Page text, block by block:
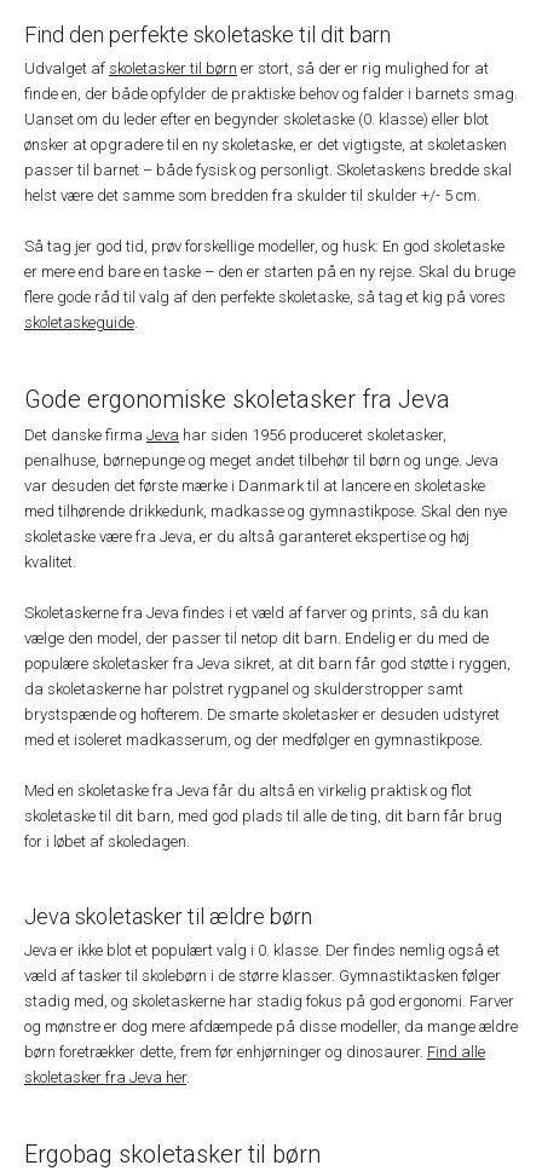
Find den perfekte skoletaske til dit barn
Udvalget af skoletasker til børn er stort, så der er rig mulighed for at
finde en, der både opfylder de praktiske behov og falder i barnets smag.
Uanset om du leder efter en begynder skoletaske (0. klasse) eller blot
ønsker at opgradere til en ny skoletaske, er det vigtigste, at skoletasken
passer til barnet – både fysisk og personligt. Skoletaskens bredde skal
helst være det samme som bredden fra skulder til skulder +/- 5 cm.
Så tag jer god tid, prøv forskellige modeller, og husk: En god skoletaske
er mere end bare en taske – den er starten på en ny rejse. Skal du bruge
flere gode råd til valg af den perfekte skoletaske, så tag et kig på vores
skoletaskeguide.
Gode ergonomiske skoletasker fra Jeva
Det danske firma Jeva har siden 1956 produceret skoletasker,
penalhuse, børnepunge og meget andet tilbehør til børn og unge. Jeva
var desuden det første mærke i Danmark til at lancere en skoletaske
med tilhørende drikkedunk, madkasse og gymnastikpose. Skal den nye
skoletaske være fra Jeva, er du altså garanteret ekspertise og høj
kvalitet.
Skoletaskerne fra Jeva findes i et væld af farver og prints, så du kan
vælge den model, der passer til netop dit barn. Endelig er du med de
populære skoletasker fra Jeva sikret, at dit barn får god støtte i ryggen,
da skoletaskerne har polstret rygpanel og skulderstropper samt
brystspænde og hofterem. De smarte skoletasker er desuden udstyret
med et isoleret madkasserum, og der medfølger en gymnastikpose.
Med en skoletaske fra Jeva får du altså en virkelig praktisk og flot
skoletaske til dit barn, med god plads til alle de ting, dit barn får brug
for i løbet af skoledagen.
Jeva skoletasker til ældre børn
Jeva er ikke blot et populært valg i 0. klasse. Der findes nemlig også et
væld af tasker til skolebørn i de større klasser. Gymnastiktasken følger
stadig med, og skoletaskerne har stadig fokus på god ergonomi. Farver
og mønstre er dog mere afdæmpede på disse modeller, da mange ældre
børn foretrækker dette, frem før enhjørninger og dinosaurer. Find alle
skoletasker fra Jeva her.
Ergobag skoletasker til børn